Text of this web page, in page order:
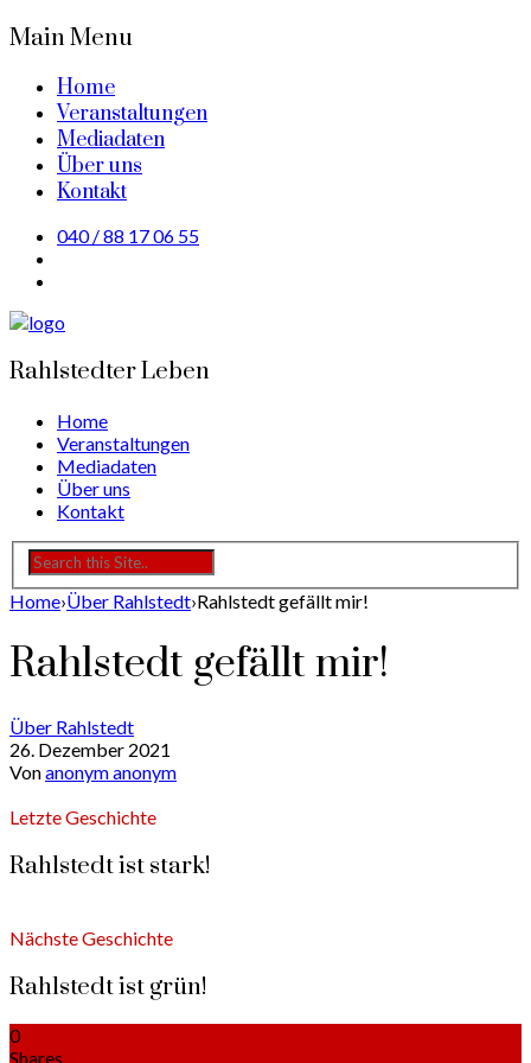
Main Menu
Home
Veranstaltungen
Mediadaten
Über uns
Kontakt
040 / 88 17 06 55
Rahlstedter Leben
Home
Veranstaltungen
Mediadaten
Über uns
Kontakt
Home›Über Rahlstedt›Rahlstedt gefällt mir!
Rahlstedt gefällt mir!
Über Rahlstedt
26. Dezember 2021
Vonanonym anonym
Letzte Geschichte
Rahlstedt ist stark!
Nächste Geschichte
Rahlstedt ist grün!
0
Shares